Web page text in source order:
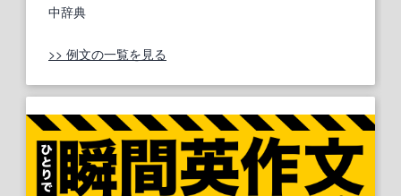
中辞典
>> 例文の一覧を見る